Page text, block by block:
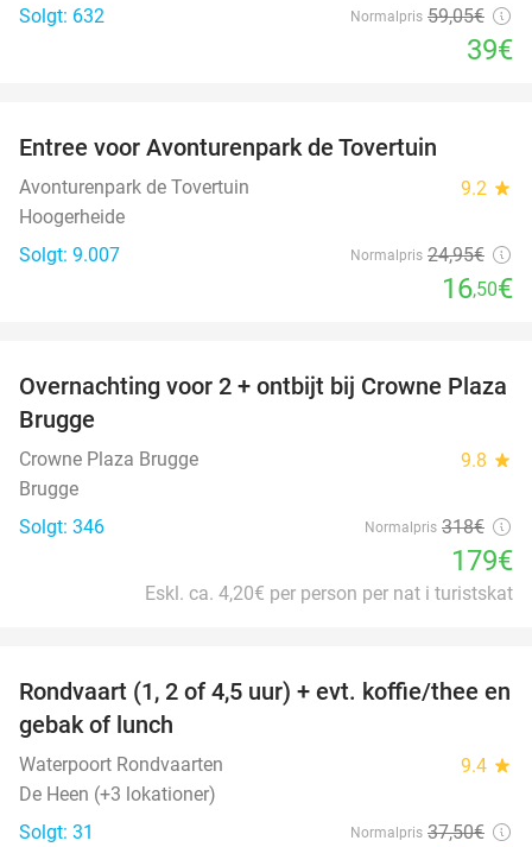
Solgt: 632
Normalpris 59,05€
39€
Entree voor Avonturenpark de Tovertuin
Avonturenpark de Tovertuin 9.2 star
Hoogerheide
Solgt: 9.007
Normalpris 24,95€
16,50€
44%
Overnachting voor 2 + ontbijt bij Crowne Plaza
Brugge
Crowne Plaza Brugge 9.8 star
Brugge
Solgt: 346
Normalpris 318€
179€
Eskl. ca. 4,20€ per person per nat i turistskat
61%
Rondvaart (1, 2 of 4,5 uur) + evt. koffie/thee en
gebak of lunch
Waterpoort Rondvaarten 9.4 star
De Heen (+3 lokationer)
Solgt: 31
Normalpris 37,50€